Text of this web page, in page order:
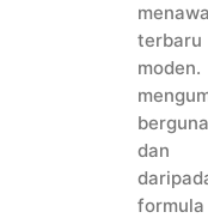
dan